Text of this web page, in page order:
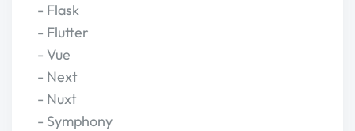
- Flask
- Flutter
- Vue
- Next
- Nuxt
- Symphony